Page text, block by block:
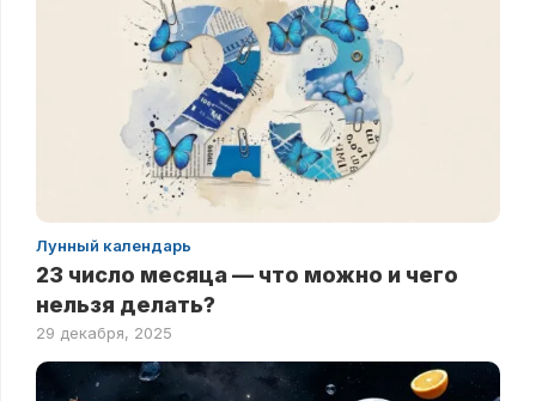
Лунный календарь
23 число месяца — что можно и чего
нельзя делать?
29 декабря, 2025